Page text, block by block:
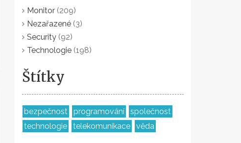
Monitor (209)
Nezařazené (3)
Security (92)
Technologie (198)
Štítky
bezpečnost programování
společnost
technologie
telekomunikace věda